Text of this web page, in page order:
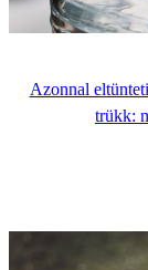
Azonnal
trükk: